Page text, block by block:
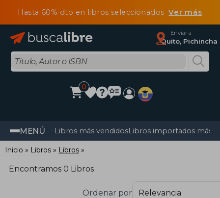
Hasta 60% dto en libros seleccionadosVer más
Enviar a
Quito, Pichincha
0
MENÚ Libros más vendidosLibros importados más
Inicio Libros Libros
Encontramos 0 Libros
Ordenar por